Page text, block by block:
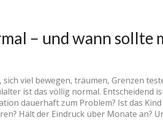
– und wann sollte
viel bewegen, träumen, Grenzen
ist das völlig normal. Entscheidend
dauerhaft zum Problem? Ist das
Hält der Eindruck über Monate an?